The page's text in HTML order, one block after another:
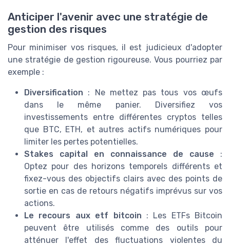
Anticiper l'avenir avec une stratégie de
gestion des risques
Pour minimiser vos risques, il est judicieux d'adopter
une stratégie de gestion rigoureuse. Vous pourriez par
exemple :
Diversification : Ne mettez pas tous vos œufs
dans le même panier. Diversifiez vos
investissements entre différentes cryptos telles
que BTC, ETH, et autres actifs numériques pour
limiter les pertes potentielles.
Stakes capital en connaissance de cause :
Optez pour des horizons temporels différents et
fixez-vous des objectifs clairs avec des points de
sortie en cas de retours négatifs imprévus sur vos
actions.
Le recours aux etf bitcoin : Les ETFs Bitcoin
peuvent être utilisés comme des outils pour
atténuer l'effet des fluctuations violentes du